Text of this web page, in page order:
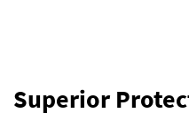
Superior